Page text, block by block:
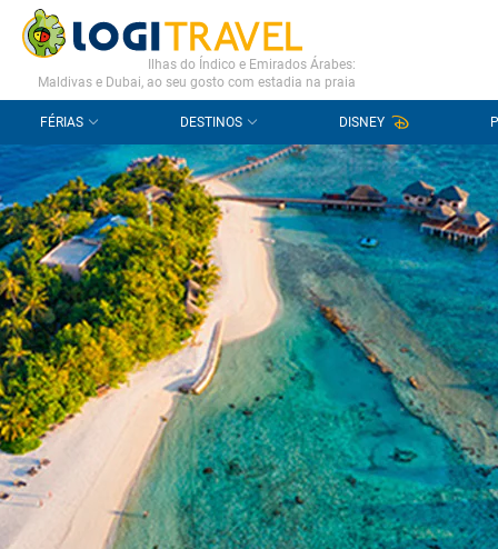
CONTACTO PERGUNTAS FREQUENTES
Ilhas do Índico e Emirados Árabes:
Maldivas e Dubai, ao seu gosto com estadia na praia
FÉRIAS DESTINOS DISNEY